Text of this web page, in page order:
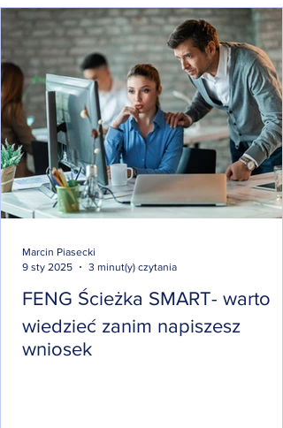
FENG Ścieżka SMART- warto
wiedzieć zanim napiszesz
wniosek
Marcin Piasecki
9 sty 2025
3 minut(y) czytania